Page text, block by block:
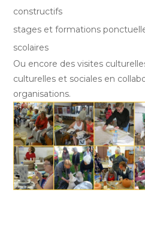
constructifs
stages et formations
scolaires
Ou encore des visites
culturelles et sociales en
organisations.